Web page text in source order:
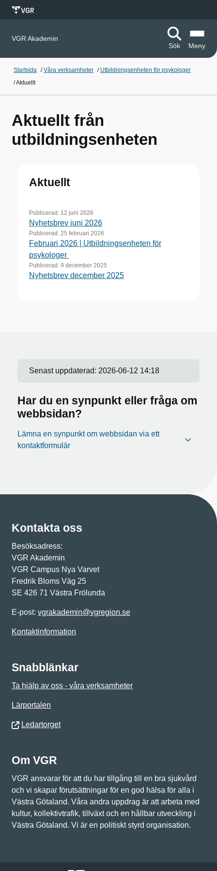
VGR Akademin
Sök
Meny
Startsida /Våra verksamheter / Utbildningsenheten för psykologer
/Aktuellt
Aktuellt från
utbildningsenheten
Aktuellt
Publicerad: 12 juni 2026
Nyhetsbrev juni 2026
Publicerad: 25 februari 2026
Februari 2026 | Utbildningsenheten för
psykologer
Publicerad: 9 december 2025
Nyhetsbrev december 2025
Senast uppdaterad: 2026-06-12 14:18
Har du en synpunkt eller fråga om
webbsidan?
Lämna en synpunkt om webbsidan via ett
kontaktformulär
Kontakta oss
Besöksadress:
VGR Akademin
VGR Campus Nya Varvet
Fredrik Bloms Väg 25
SE 426 71 Västra Frölunda
E-post: vgrakademin@vgregion.se
Kontaktinformation
Snabblänkar
Ta hjälp av oss - våra verksamheter
Lärportalen
Ledartorget
Om VGR
VGR ansvarar för att du har tillgång till en bra sjukvård
och vi skapar förutsättningar för en god hälsa för alla i
Västra Götaland. Våra andra uppdrag är att arbeta med
kultur, kollektivtrafik, tillväxt och en hållbar utveckling i
Västra Götaland. Vi är en politiskt styrd organisation.